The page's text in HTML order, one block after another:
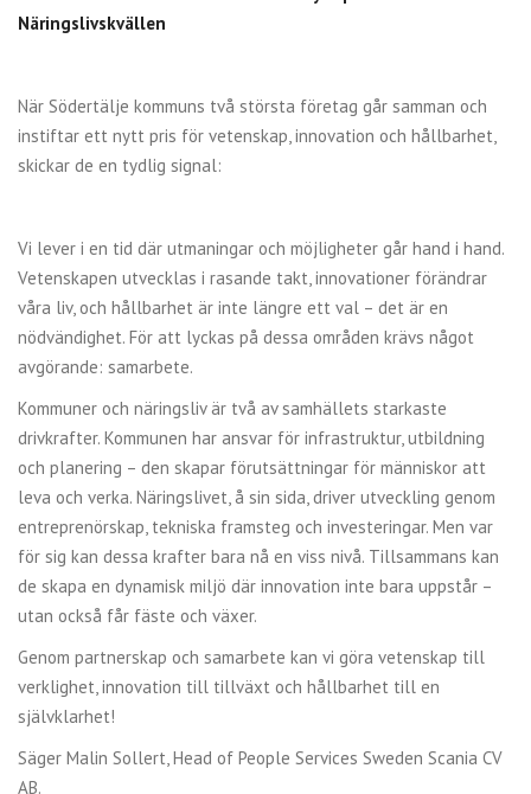
Näringslivskvällen
När Södertälje kommuns två största företag går samman och
instiftar ett nytt pris för vetenskap, innovation och hållbarhet,
skickar de en tydlig signal:
Vi lever i en tid där utmaningar och möjligheter går hand i hand.
Vetenskapen utvecklas i rasande takt, innovationer förändrar
våra liv, och hållbarhet är inte längre ett val – det är en
nödvändighet. För att lyckas på dessa områden krävs något
avgörande: samarbete.
Kommuner och näringsliv är två av samhällets starkaste
drivkrafter. Kommunen har ansvar för infrastruktur, utbildning
och planering – den skapar förutsättningar för människor att
leva och verka. Näringslivet, å sin sida, driver utveckling genom
entreprenörskap, tekniska framsteg och investeringar. Men var
för sig kan dessa krafter bara nå en viss nivå. Tillsammans kan
de skapa en dynamisk miljö där innovation inte bara uppstår –
utan också får fäste och växer.
Genom partnerskap och samarbete kan vi göra vetenskap till
verklighet, innovation till tillväxt och hållbarhet till en
självklarhet!
Säger Malin Sollert, Head of People Services Sweden Scania CV
AB.